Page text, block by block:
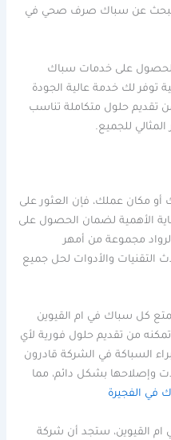
البحث عن سباك صرف صحي في
للحصول على خدمات سباك
لك خدمة عالية الجودة
تقديم حلول متكاملة تناسب
المثالي للجميع.
مكان عملك، فإن العثور على
الأهمية لضمان الحصول على
مجموعة من أمهر
التقنيات والأدوات لحل جميع
كل سباك في ام القيوين
تمكنه من تقديم حلول فورية لأي
السباكة في الشركة قادرون
وإصلاحها بشكل دائم، مما
في الفجيرة
القيوين، ستجد أن شركة